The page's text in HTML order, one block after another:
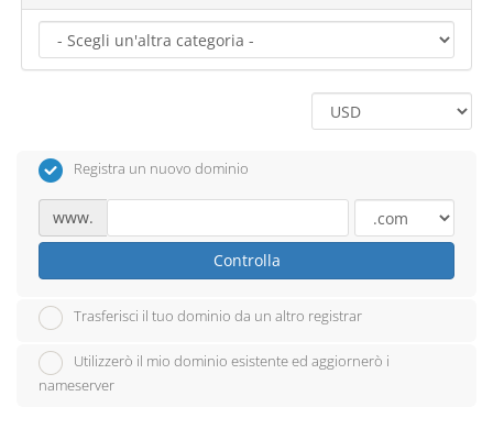
Registra un nuovo dominio
www.
Controlla
Trasferisci il tuo dominio da un altro registrar
Utilizzerò il mio dominio esistente ed aggiornerò i
nameserver